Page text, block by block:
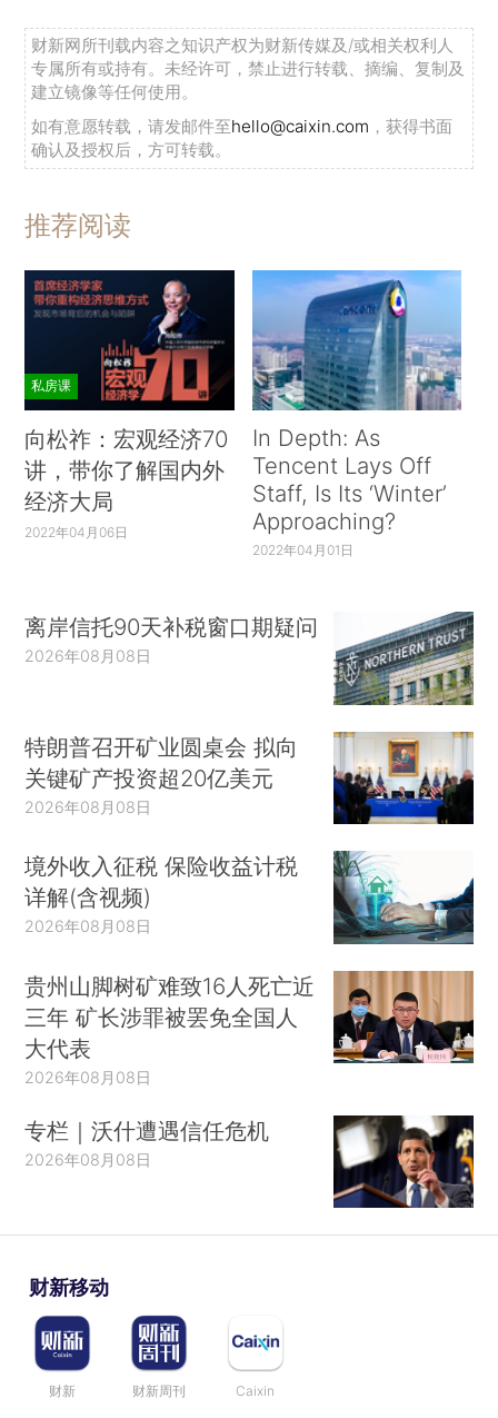
财新网所刊载内容之知识产权为财新传媒及/或相关权利人
专属所有或持有。未经许可，禁止进行转载、摘编、复制及
建立镜像等任何使用。
如有意愿转载，请发邮件至hello@caixin.com ，获得书面
确认及授权后，方可转载。
推荐阅读
私房课
向松祚：宏观经济70
讲，带你了解国内外
经济大局
2022年04月06日
In Depth: As
Tencent Lays Off
Staff, Is Its ‘Winter’
Approaching?
2022年04月01日
离岸信托90天补税窗口期疑问
2026年08月08日
特朗普召开矿业圆桌会 拟向
关键矿产投资超20亿美元
2026年08月08日
境外收入征税 保险收益计税
详解(含视频)
2026年08月08日
贵州山脚树矿难致16人死亡近
三年 矿长涉罪被罢免全国人
大代表
2026年08月08日
专栏｜沃什遭遇信任危机
2026年08月08日
财新移动
财新 财新周刊 Caixin